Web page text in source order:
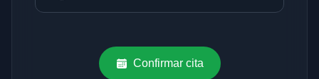
Confirmar cita